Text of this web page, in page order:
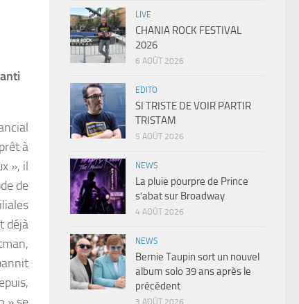
à
», il
de
déjà
LIVE
CHANIA ROCK FESTIVAL
2026
6 AOÛT 2026
EDITO
SI TRISTE DE VOIR PARTIR
TRISTAM
5 AOÛT 2026
NEWS
La pluie pourpre de Prince
s’abat sur Broadway
4 AOÛT 2026
NEWS
Bernie Taupin sort un nouvel
album solo 39 ans après le
précédent
3 AOÛT 2026